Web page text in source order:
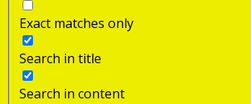
Exact matches only
Search in title
Search in content